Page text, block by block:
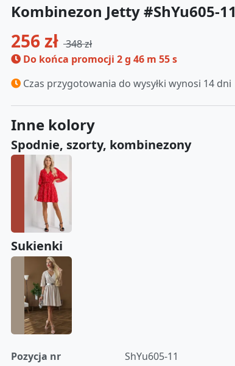
Kombinezon Jetty #ShYu605-11
256 zł 348 zł
Do końca promocji 2 g 46 m 55 s
Czas przygotowania do wysyłki wynosi 14 dni
Inne kolory
Spodnie, szorty, kombinezony
Sukienki
Pozycja nr
ShYu605-11